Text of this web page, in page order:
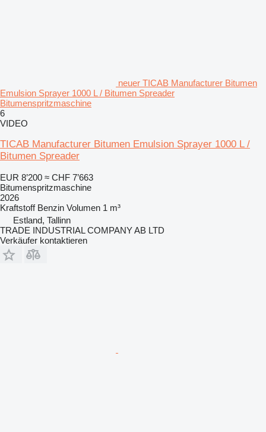
neuer TICAB Manufacturer Bitumen
Emulsion Sprayer 1000 L / Bitumen Spreader
Bitumenspritzmaschine
6
VIDEO
TICAB Manufacturer Bitumen Emulsion Sprayer 1000 L /
Bitumen Spreader
EUR 8’200 ≈ CHF 7’663
Bitumenspritzmaschine
2026
Kraftstoff Benzin Volumen 1 m³
Estland, Tallinn
TRADE INDUSTRIAL COMPANY AB LTD
Verkäufer kontaktieren